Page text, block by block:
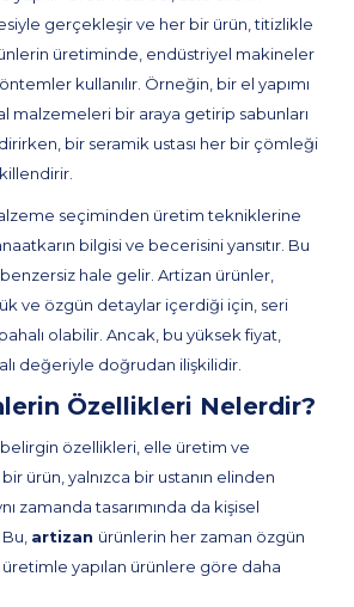
gerçekleşir ve her bir ürün, titizlikle
üretiminde, endüstriyel makineler
kullanılır. Örneğin, bir el yapımı
malzemeleri bir araya getirip sabunları
bir seramik ustası her bir çömleği
seçiminden üretim tekniklerine
bilgisi ve becerisini yansıtır. Bu
hale gelir. Artizan ürünler,
ve özgün detaylar içerdiği için, seri
olabilir. Ancak, bu yüksek fiyat,
değeriyle doğrudan ilişkilidir.
Özellikleri Nelerdir?
özellikleri, elle üretim ve
ürün, yalnızca bir ustanın elinden
zamanda tasarımında da kişisel
artizan ürünlerin her zaman özgün
üretimle yapılan ürünlere göre daha